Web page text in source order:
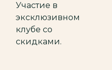
Участие в
эксклюзивном
клубе со
скидками.